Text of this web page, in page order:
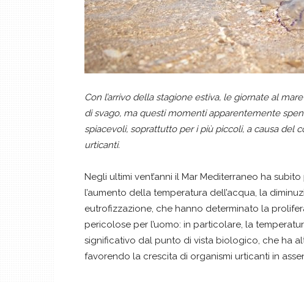
Con l’arrivo della stagione estiva, le giornate al
di svago, ma questi momenti apparentemente
spiacevoli, soprattutto per i più piccoli, a causa del
urticanti.
Negli ultimi vent’anni il Mar Mediterraneo ha
l’aumento della temperatura dell’acqua, la
eutrofizzazione, che hanno determinato la
pericolose per l’uomo: in particolare, la
significativo dal punto di vista biologico, che ha
favorendo la crescita di organismi urticanti in